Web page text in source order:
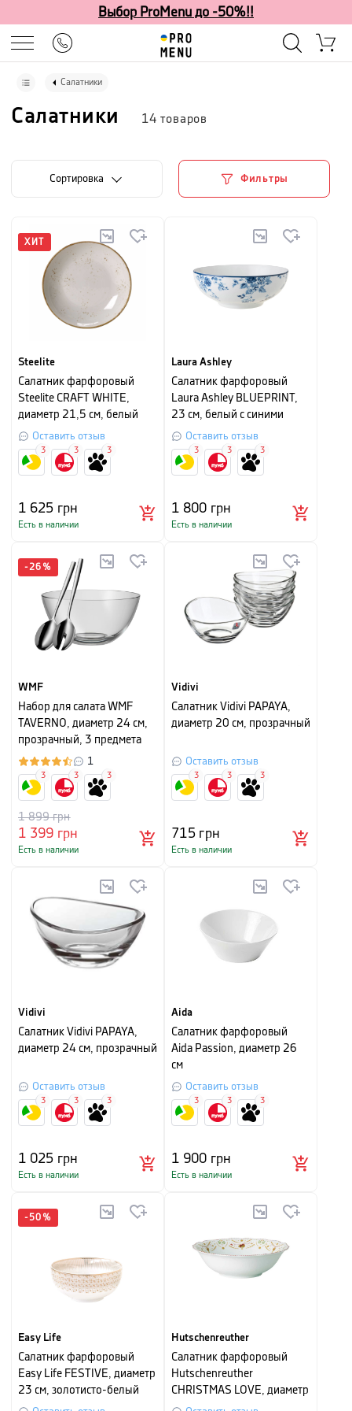
Выбор ProMenu до -50%!!
Салатники
Салатники 14 товаров
Cортировка Фильтры
ХИТ
Steelite
Салатник фарфоровый
Steelite CRAFT WHITE,
диаметр 21,5 см, белый
Оставить отзыв
1 625 грн
Есть в наличии
3 3 3
Laura Ashley
Салатник фарфоровый
Laura Ashley BLUEPRINT,
23 см, белый с синими
розами
Оставить отзыв
1 800 грн
Есть в наличии
3 3 3
-26 %
WMF
Набор для салата WMF
TAVERNO, диаметр 24 см,
прозрачный, 3 предмета
1
1 399 грн
1 899грн
Есть в наличии
3 3 3
Vidivi
Салатник Vidivi PAPAYA,
диаметр 20 см, прозрачный
Оставить отзыв
715грн
Есть в наличии
3 3 3
Vidivi
Салатник Vidivi PAPAYA,
диаметр 24 см, прозрачный
Оставить отзыв
1 025 грн
Есть в наличии
3 3 3
Aida
Салатник фарфоровый
Aida Passion, диаметр 26
см
Оставить отзыв
1 900 грн
Есть в наличии
3 3 3
-50 %
Easy Life
Салатник фарфоровый
Easy Life FESTIVE, диаметр
23 см, золотисто-белый
Hutschenreuther
Салатник фарфоровый
Hutschenreuther
CHRISTMAS LOVE, диаметр
23 см, белый с рисунком